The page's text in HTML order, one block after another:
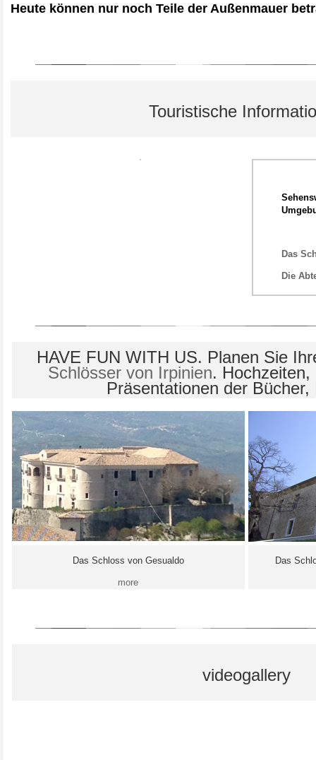
Heute können nur noch Teile der Außenmauer
Touristische
Das
Die
HAVE FUN WITH US. Planen Sie
Schlösser von Irpinien.
Präsentationen der Bücher,
Das Schloss von Gesualdo
more
Das
videogallery